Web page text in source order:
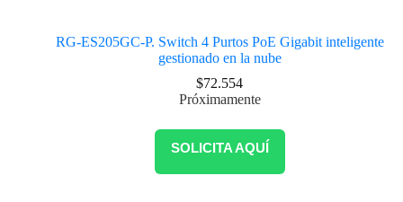
RG-ES205GC-P. Switch 4 Purtos PoE Gigabit inteligente
gestionado en la nube
$72.554
Próximamente
SOLICITA AQUÍ